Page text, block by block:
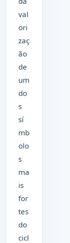
val
ori
zaç
ão
de
um
do
s
sí
mb
olo
s
ma
is
for
tes
do
cicl